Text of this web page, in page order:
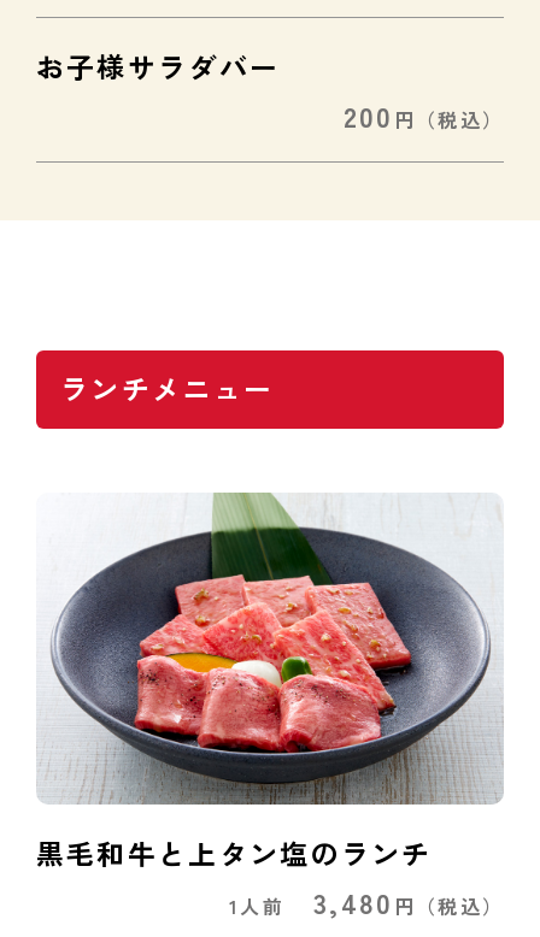
お子様サラダバー
200 円 （税込）
ランチメニュー
黒毛和牛と上タン塩のランチ
1人前 3,480 円 （税込）